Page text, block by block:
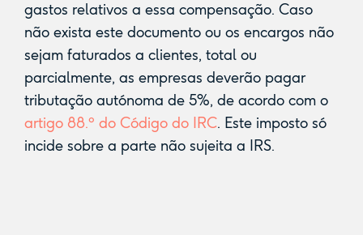
gastos relativos a essa compensação. Caso
não exista este documento ou os encargos não
sejam faturados a clientes, total ou
parcialmente, as empresas deverão pagar
tributação autónoma de 5%, de acordo com o
artigo 88.º do Código do IRC. Este imposto só
incide sobre a parte não sujeita a IRS.